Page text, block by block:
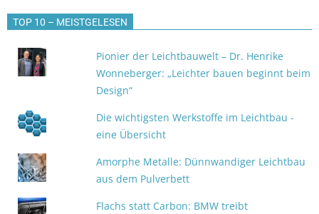
TOP 10 – MEISTGELESEN
Pionier der Leichtbauwelt – Dr. Henrike
Wonneberger: „Leichter bauen beginnt beim
Design“
Die wichtigsten Werkstoffe im Leichtbau -
eine Übersicht
Amorphe Metalle: Dünnwandiger Leichtbau
aus dem Pulverbett
Flachs statt Carbon: BMW treibt